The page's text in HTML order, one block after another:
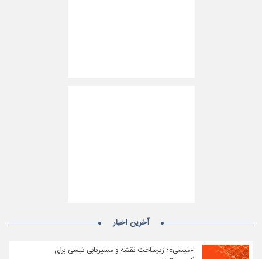
آخرین اخبار
«مپسی»؛ زیرساخت نقشه و مسیریابی تپسی برای